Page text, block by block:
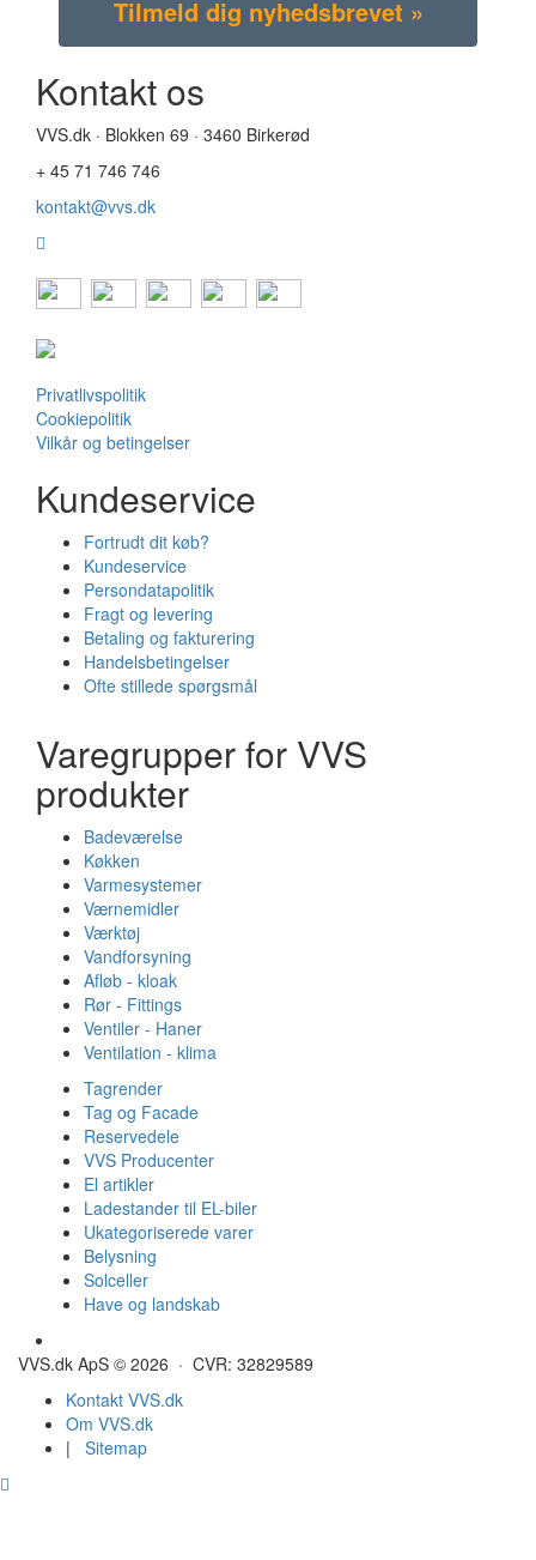
Kontakt os
VVS.dk · Blokken 69 · 3460 Birkerød
+ 45 71 746 746
kontakt@vvs.dk
Privatlivspolitik
Cookiepolitik
Vilkår og betingelser
Kundeservice
Fortrudt dit køb?
Kundeservice
Persondatapolitik
Fragt og levering
Betaling og fakturering
Handelsbetingelser
Ofte stillede spørgsmål
Varegrupper for VVS
produkter
Badeværelse
Køkken
Varmesystemer
Værnemidler
Værktøj
Vandforsyning
Afløb - kloak
Rør - Fittings
Ventiler - Haner
Ventilation - klima
Tagrender
Tag og Facade
Reservedele
VVS Producenter
El artikler
Ladestander til EL-biler
Ukategoriserede varer
Belysning
Solceller
Have og landskab
VVS.dk ApS © 2026 · CVR: 32829589
Kontakt VVS.dk
Om VVS.dk
| Sitemap